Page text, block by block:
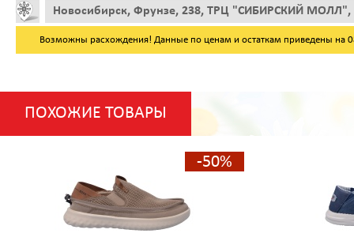
Новосибирск, Фрунзе, 238, ТРЦ "СИБИРСКИЙ МОЛЛ",
Возможны расхождения! Данные по ценам и остаткам приведены на
ПОХОЖИЕ ТОВАРЫ
-50%